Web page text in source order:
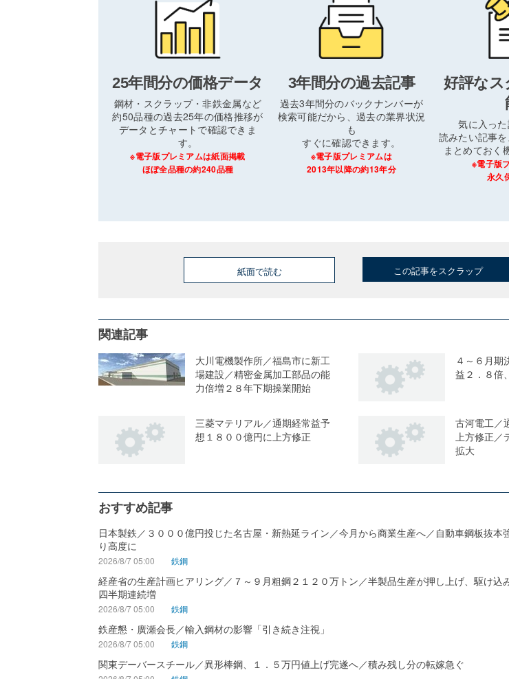
25年間分の価格データ
鋼材・スクラップ・非鉄金属など
約50品種の過去25年の価格推移が
データとチャートで確認できま
す。
※電子版プレミアムは紙面掲載
ほぼ全品種の約240品種
3年間分の過去記事
過去3年間分のバックナンバーが
検索可能だから、過去の業界状況
も
すぐに確認できます。
※電子版プレミアムは
2013年以降の約13年分
好評な
気に入っ
読みたい記事を
まとめておく
※電子版
永久
紙面で読む この記事をスクラップ
関連記事
大川電機製作所／福島市に新工
場建設／精密金属加工部品の能
力倍増２８年下期操業開始
４～６月期
益２．８倍
三菱マテリアル／通期経常益予
想１８００億円に上方修正
古河電工／
上方修正
拡大
おすすめ記事
日本製鉄／３０００億円投じた名古屋・新熱延ライン／今月から商業生産へ／自動車鋼板抜本
り高度に
2026/8/7 05:00 鉄鋼
経産省の生産計画ヒアリング／７～９月粗鋼２１２０万トン／半製品生産が押し上げ、駆け込
四半期連続増
2026/8/7 05:00 鉄鋼
鉄産懇・廣瀬会長／輸入鋼材の影響「引き続き注視」
2026/8/7 05:00 鉄鋼
関東デーバースチール／異形棒鋼、１．５万円値上げ完遂へ／積み残し分の転嫁急ぐ